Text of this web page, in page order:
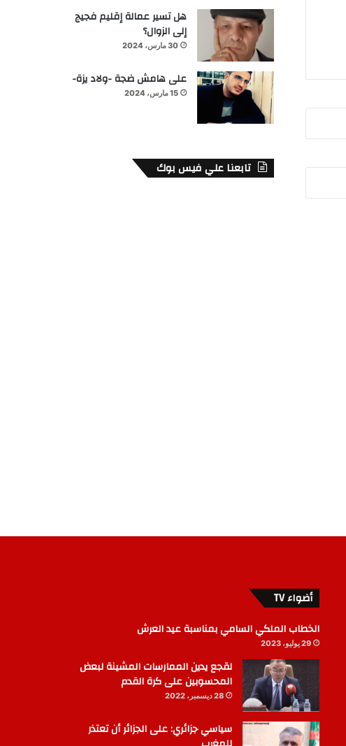
هل تسير عمالة إقليم فجيج
إلى الزوال؟
30 مارس، 2024
على هامش ضجة -ولاد يزة-
15 مارس، 2024
تابعنا علي فيس بوك
أضواء TV
الخطاب الملكي السامي بمناسبة عيد العرش
29 يوليو، 2023
لقجع يدين الممارسات المشينة لبعض
المحسوبين على كرة القدم
28 ديسمبر، 2022
سياسي جزائري: على الجزائر أن تعتذر